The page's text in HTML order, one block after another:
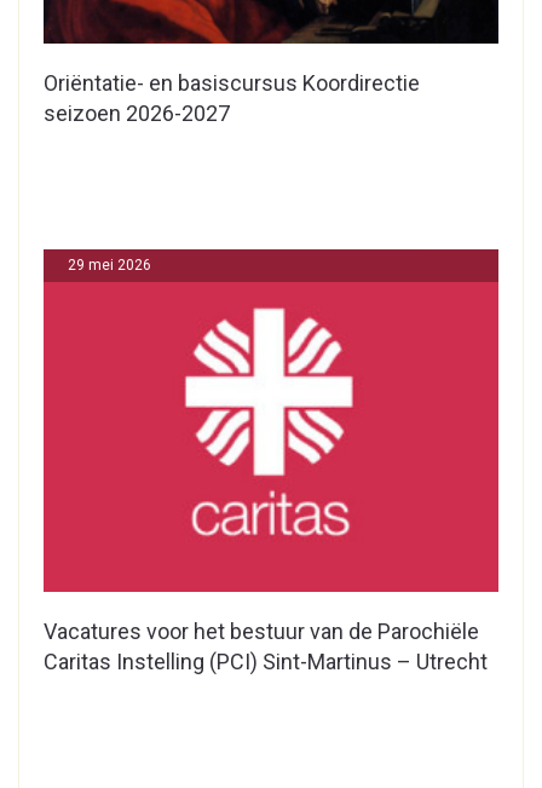
Oriëntatie- en basiscursus Koordirectie
seizoen 2026-2027
Vacatures voor het bestuur van de Parochiële
Caritas Instelling (PCI) Sint-Martinus – Utrecht
29 mei 2026